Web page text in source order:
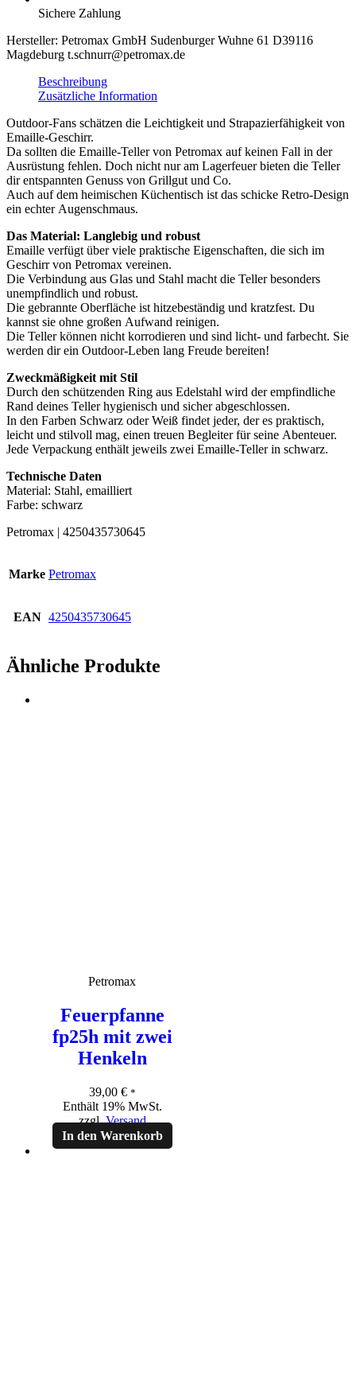
Sichere Zahlung
Hersteller: Petromax GmbH Sudenburger Wuhne 61 D39116
Magdeburg t.schnurr@petromax.de
Beschreibung
Zusätzliche Information
Outdoor-Fans schätzen die Leichtigkeit und Strapazierfähigkeit von
Emaille-Geschirr.
Da sollten die Emaille-Teller von Petromax auf keinen Fall in der
Ausrüstung fehlen. Doch nicht nur am Lagerfeuer bieten die Teller
dir entspannten Genuss von Grillgut und Co.
Auch auf dem heimischen Küchentisch ist das schicke Retro-Design
ein echter Augenschmaus.
Das Material: Langlebig und robust
Emaille verfügt über viele praktische Eigenschaften, die sich im
Geschirr von Petromax vereinen.
Die Verbindung aus Glas und Stahl macht die Teller besonders
unempfindlich und robust.
Die gebrannte Oberfläche ist hitzebeständig und kratzfest. Du
kannst sie ohne großen Aufwand reinigen.
Die Teller können nicht korrodieren und sind licht- und farbecht. Sie
werden dir ein Outdoor-Leben lang Freude bereiten!
Zweckmäßigkeit mit Stil
Durch den schützenden Ring aus Edelstahl wird der empfindliche
Rand deines Teller hygienisch und sicher abgeschlossen.
In den Farben Schwarz oder Weiß findet jeder, der es praktisch,
leicht und stilvoll mag, einen treuen Begleiter für seine Abenteuer.
Jede Verpackung enthält jeweils zwei Emaille-Teller in schwarz.
Technische Daten
Material: Stahl, emailliert
Farbe: schwarz
Petromax | 4250435730645
Marke Petromax
EAN 4250435730645
Ähnliche Produkte
Petromax
Feuerpfanne
fp25h mit zwei
Henkeln
39,00 € *
Enthält 19% MwSt.
zzgl.Versand
In den Warenkorb